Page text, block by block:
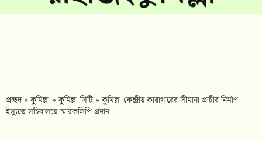
প্রচ্ছদ»কুমিল্লা »কুমিল্লা সিটি »কুমিল্লা কেন্দ্রীয় কারাগারের সীমানা প্রাচীর নির্মাণ
ইস্যুতে সচিবালয়ে স্মারকলিপি প্রদান